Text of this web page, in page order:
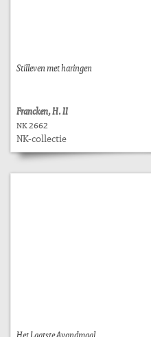
Stilleven met haringen
Francken, H. II
NK 2662
NK-collectie